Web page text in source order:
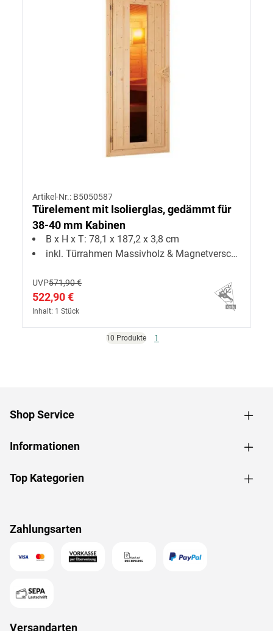
Artikel-Nr.: B5050587
Türelement mit Isolierglas, gedämmt für
38-40 mm Kabinen
B x H x T: 78,1 x 187,2 x 3,8 cm
inkl. Türrahmen Massivholz & Magnetverschluss
UVP571,90 €
522,90 €
Inhalt: 1 Stück
10 Produkte 1
Shop Service
Informationen
Top Kategorien
Zahlungsarten
Versandarten